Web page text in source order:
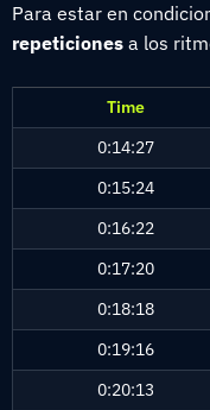
Para estar en
repeticiones a los
Time
0:14:27
0:15:24
0:16:22
0:17:20
0:18:18
0:19:16
0:20:13